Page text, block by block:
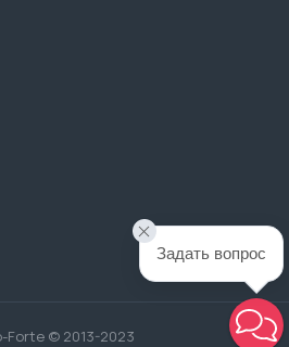
Forte © 2013-2023
Задать вопрос